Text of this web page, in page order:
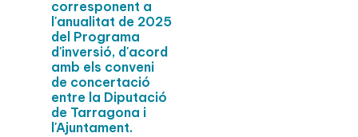
corresponent a
l'anualitat de 2025
del Programa
d'inversió, d'acord
amb els conveni
de concertació
entre la Diputació
de Tarragona i
l'Ajuntament.